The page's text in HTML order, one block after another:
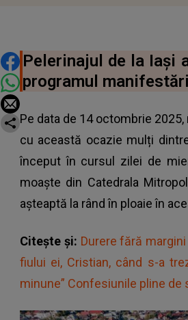
DISTRIBUIE ARTICOLUL
Pelerinajul de la Iași
programul
Pe data de 14 octombrie
cu această ocazie mulți
început în cursul zilei de
moaște din Catedrala
așteaptă la rând în ploaie în
Citește și: Durere fără
fiului ei, Cristian, când s-a
minune” Confesiunile pline